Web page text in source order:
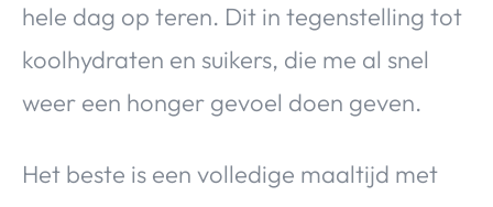
hele dag op teren. Dit in tegenstelling tot
koolhydraten en suikers, die me al snel
weer een honger gevoel doen geven.
Het beste is een volledige maaltijd met